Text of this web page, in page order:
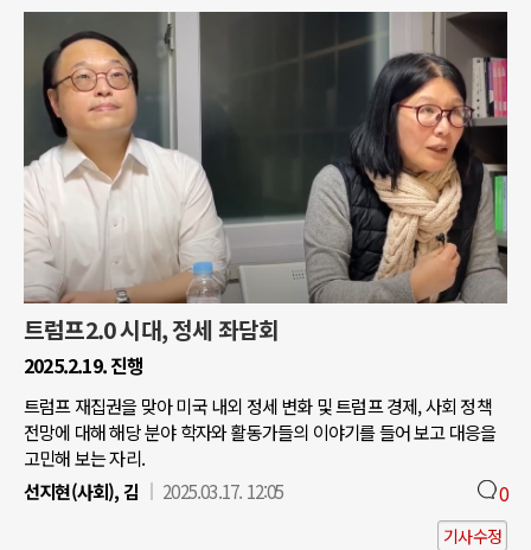
트럼프2.0 시대, 정세 좌담회
2025.2.19. 진행
트럼프 재집권을 맞아 미국 내외 정세 변화 및 트럼프 경제, 사회 정책
전망에 대해 해당 분야 학자와 활동가들의 이야기를 들어 보고 대응을
고민해 보는 자리.
선지현(사회), 김
2025.03.17. 12:05 0
기사수정